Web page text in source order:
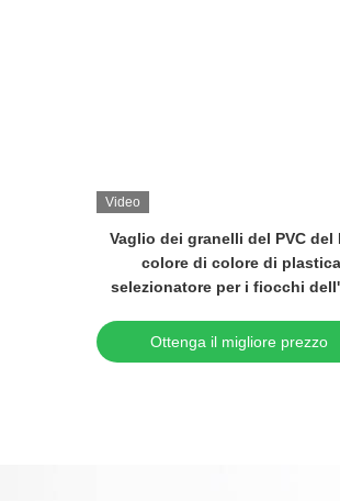
SpA della macchina del selezionatore di
colore del riso bianco del mais del cereale
del grano della soia del sesamo di RGB
Ottenga il migliore prezzo